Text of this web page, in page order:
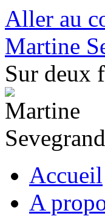
Aller au
Martine
Sur deux
Accueil
A